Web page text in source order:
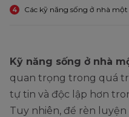
4 Các kỹ năng sống ở nhà
Kỹ năng sống ở nhà
quan trọng trong quá
tự tin và độc lập hơn
Tuy nhiên, để rèn